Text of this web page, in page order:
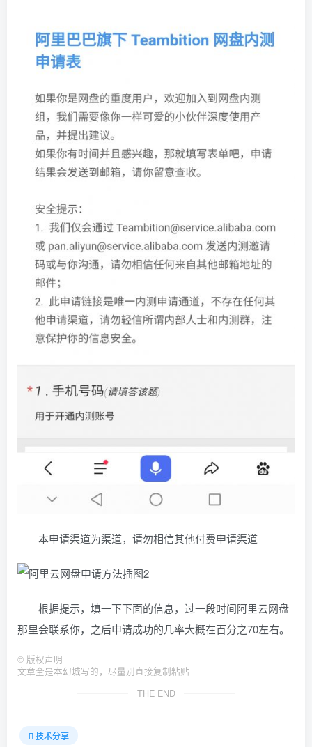
本申请渠道为渠道，请勿相信其他付费申请渠道
根据提示，填一下下面的信息，过一段时间阿里云网盘
那里会联系你，之后申请成功的几率大概在百分之70左右。
© 版权声明
文章全是本幻城写的，尽量别直接复制粘贴
THE END
技术分享